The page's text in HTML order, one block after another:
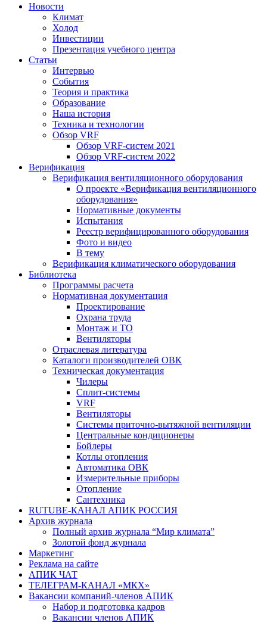
Новости
Климат
Холод
Инвестиции
Презентация учебного центра
Статьи
Интервью
События
Теория и практика
Образование
Наша история
Техника и технологии
Обзор VRF
Обзор VRF-систем 2021
Обзор VRF-систем 2022
Верификация
Верификация вентиляционного оборудования
О проекте «Верификация вентиляционного
оборудования»
Нормативные документы
Испытания
Реестр верифицированного оборудования
Фото и видео
В тему
Верификация климатического оборудования
Библиотека
Программы расчета
Нормативная документация
Проектирование
Охрана труда
Монтаж и ТО
Вентиляторы
Отраслевая литература
Каталоги производителей ОВК
Техническая документация
Чилеры
Сплит-системы
VRF
Вентиляторы
Системы приточно-вытяжной вентиляции
Центральные кондиционеры
Бойлеры
Котлы отопления
Автоматика ОВК
Измерительные приборы
Отопление
Сантехника
RUTUBE-КАНАЛ АПИК РОССИЯ
Архив журнала
Полный архив журнала “Мир климата”
Золотой фонд журнала
Маркетинг
Реклама на сайте
АПИК ЧАТ
ТЕЛЕГРАМ-КАНАЛ «МКХ»
Вакансии компаний-членов АПИК
Набор и подготовка кадров
Вакансии членов АПИК